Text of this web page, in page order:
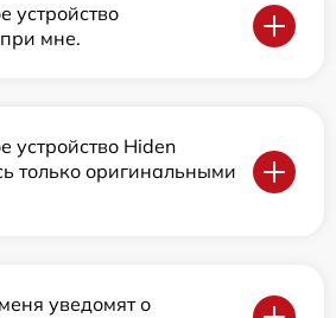
устройство
мне.
устройство Hiden
только оригинальными
уведомят о